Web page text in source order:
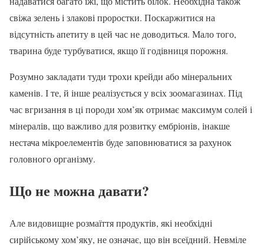
свіжа зелень і злакові проростки. Поскаржитися на
відсутність апетиту в цей час не доводиться. Мало того,
тварина буде турбуватися, якщо її годівниця порожня.
Розумно закладати туди трохи крейди або мінеральних
каменів. І те, й інше реалізується у всіх зоомагазинах. Під
час вгризання в ці породи хом’як отримає максимум солей і
мінералів, що важливо для розвитку ембріонів, інакше
нестача мікроелементів буде заповнюватися за рахунок
головного організму.
Що не можна давати?
Але видовищне розмаїття продуктів, які необхідні
сирійському хом’яку, не означає, що він всеїдний. Невміле